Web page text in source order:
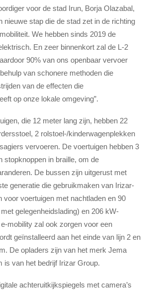
voor de stad Irun, Borja Olazabal,
nieuwe stap die de stad zet in de richting
We hebben sinds 2019 de
En zeer binnenkort zal de L-2
90% van ons openbaar vervoer
van schonere methoden die
van de effecten die
op onze lokale omgeving”.
die 12 meter lang zijn, hebben 22
2 rolstoel-/kinderwagenplekken
vervoeren. De voertuigen hebben 3
stopknoppen in braille, om de
De bussen zijn uitgerust met
generatie die gebruikmaken van Irizar-
voor voertuigen met nachtladen en 90
gelegenheidslading) en 206 kW-
mobility zal ook zorgen voor een
geïnstalleerd aan het einde van lijn 2 en
De opladers zijn van het merk Jema
is van het bedrijf Irizar Group.
achteruitkijkspiegels met camera’s